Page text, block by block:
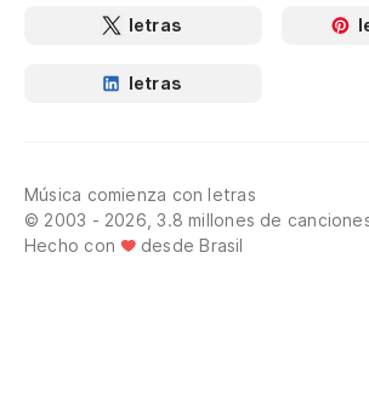
letras
letras
Música comienza con letras
© 2003 - 2026, 3.8 millones de
Hecho con
desde Brasil